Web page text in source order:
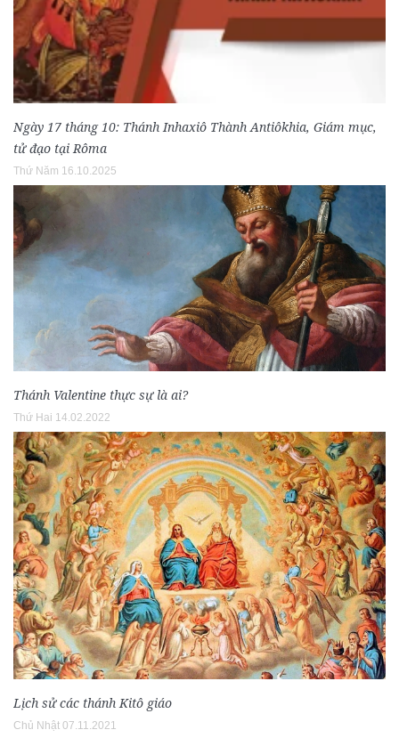
Ngày 17 tháng 10: Thánh Inhaxiô Thành Antiôkhia, Giám mục,
tử đạo tại Rôma
Thứ Năm 16.10.2025
Thánh Valentine thực sự là ai?
Thứ Hai 14.02.2022
Lịch sử các thánh Kitô giáo
Chủ Nhật 07.11.2021